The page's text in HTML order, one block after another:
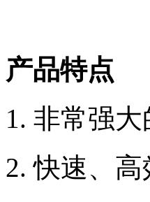
产品特点
1. 非常强
2. 快速、高